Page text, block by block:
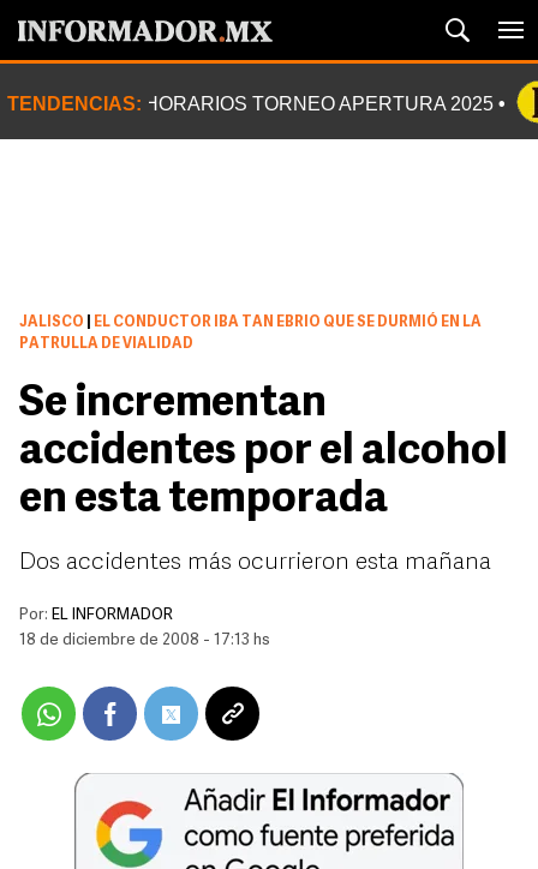
TENDENCIAS: HORARIOS TORNEO APERTURA 2025
JALISCO
EL CONDUCTOR IBA TAN EBRIO QUE SE DURMIÓ EN LA
PATRULLA DE VIALIDAD
Se incrementan
accidentes por el alcohol
en esta temporada
Dos accidentes más ocurrieron esta mañana
Por: EL INFORMADOR
18 de diciembre de 2008 - 17:13 hs